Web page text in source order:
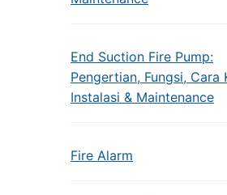
End Suction Fire Pump:
Pengertian, Fungsi, Cara
Instalasi & Maintenance
Fire Alarm